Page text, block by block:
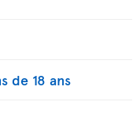
de 18 ans